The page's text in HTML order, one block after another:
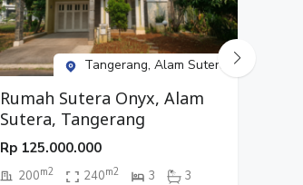
Tangerang, Alam Sutera
Rumah Sutera Onyx, Alam
Sutera, Tangerang
Rp 125.000.000
200m2 240m2 3 3